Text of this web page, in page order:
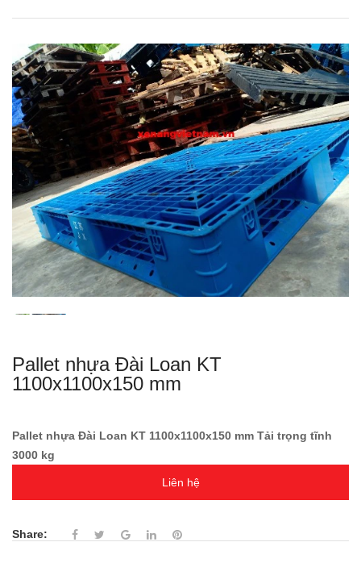
Pallet nhựa Đài Loan KT
1100x1100x150 mm
Pallet nhựa Đài Loan KT 1100x1100x150 mm Tải trọng tĩnh
3000 kg
Liên hệ
Share: